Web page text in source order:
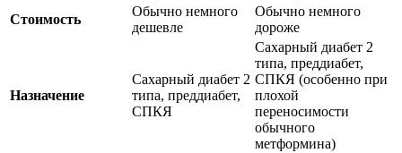
Стоимость
Обычно немного
дешевле
Обычно немного
дороже
Назначение
Сахарный диабет 2
типа, преддиабет,
СПКЯ
Сахарный диабет 2
типа, преддиабет,
СПКЯ (особенно при
плохой
переносимости
обычного
метформина)